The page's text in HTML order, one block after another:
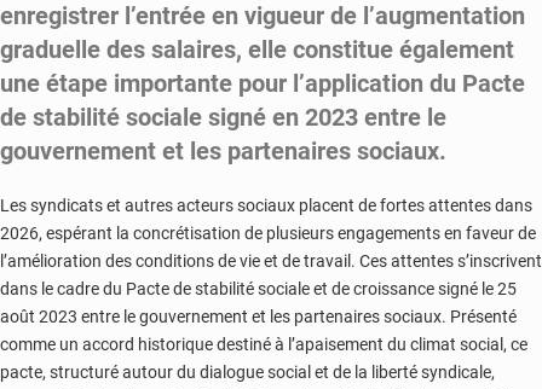
enregistrer l’entrée en vigueur de l’augmentation
graduelle des salaires, elle constitue également
une étape importante pour l’application du Pacte
de stabilité sociale signé en 2023 entre le
gouvernement et les partenaires sociaux.
Les syndicats et autres acteurs sociaux placent de fortes attentes dans
2026, espérant la concrétisation de plusieurs engagements en faveur de
l’amélioration des conditions de vie et de travail. Ces attentes s’inscrivent
dans le cadre du Pacte de stabilité sociale et de croissance signé le 25
août 2023 entre le gouvernement et les partenaires sociaux. Présenté
comme un accord historique destiné à l’apaisement du climat social, ce
pacte, structuré autour du dialogue social et de la liberté syndicale,